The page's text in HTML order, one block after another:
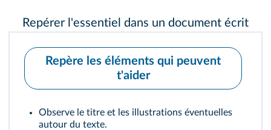
Repérer l'essentiel dans un document écrit
Repère les éléments qui peuvent
t'aider
Observe le titre et les illustrations éventuelles
autour du texte.